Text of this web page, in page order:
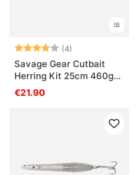
Note: (4)
Savage Gear Cutbait
Herring Kit 25cm 460g
(2018)
€21.90